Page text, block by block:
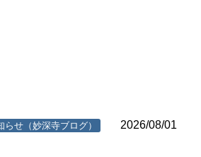
らせ（妙深寺ブログ） 2026/08/01